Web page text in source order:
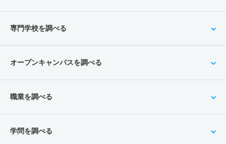
専門学校を調べる
オープンキャンパスを調べる
職業を調べる
学問を調べる